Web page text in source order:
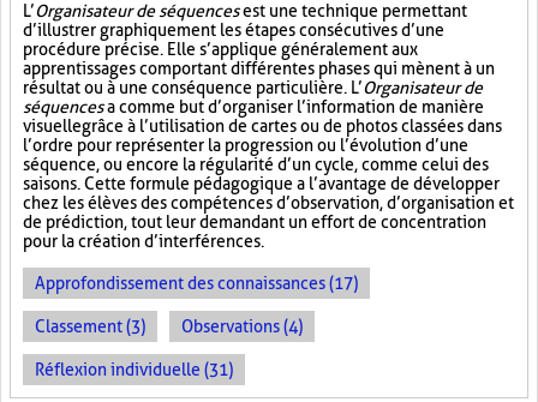
L’Organisateur de séquencesest une technique permettant
d’illustrer graphiquement les étapes consécutives d’une
procédure précise. Elle s’applique généralement aux
apprentissages comportant différentes phases qui mènent à un
résultat ou à une conséquence particulière. L’Organisateur de
séquencesa comme but d’organiser l’information de manière
visuellegrâce à l’utilisation de cartes ou de photos classées dans
l’ordre pour représenter la progression ou l’évolution d’une
séquence, ou encore la régularité d’un cycle, comme celui des
saisons. Cette formule pédagogique a l’avantage de développer
chez les élèves des compétences d’observation, d’organisation et
de prédiction, tout leur demandant un effort de concentration
pour la création d’interférences.
Approfondissement des connaissances (17)
Classement (3) Observations (4)
Réflexion individuelle (31)